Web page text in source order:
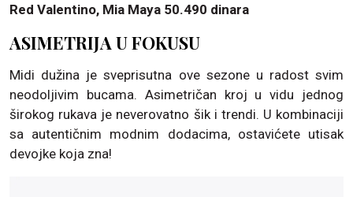
Red Valentino, Mia Maya 50.490 dinara
ASIMETRIJA U FOKUSU
Midi dužina je sveprisutna ove sezone u radost svim
neodoljivim bucama. Asimetričan kroj u vidu jednog
širokog rukava je neverovatno šik i trendi. U kombinaciji
sa autentičnim modnim dodacima, ostavićete utisak
devojke koja zna!